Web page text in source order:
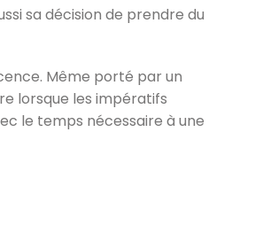
sa décision de prendre du
Même porté par un
lorsque les impératifs
le temps nécessaire à une